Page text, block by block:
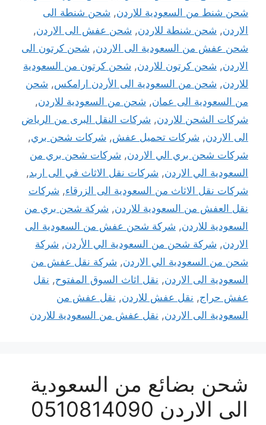
شحن شنط من السعودية للاردن, شحن شنطة الى
الاردن, شحن شنطة للاردن, شحن عفش الى الاردن,
شحن عفش من السعودية الى الاردن, شحن كرتون الى
الاردن, شحن كرتون للاردن, شحن كرتون من السعودية
للاردن, شحن من السعودية الى الأردن ارامكس, شحن
من السعودية الى عمان, شحن من السعودية للاردن,
شركات الشحن للاردن, شركات النقل البرى من الرياض
الى الاردن, شركات تحميل عفش, شركات شحن بري,
شركات شحن بري الي الاردن, شركات شحن بري من
السعودية الي الاردن, شركات نقل الاثاث في الى اربد,
شركات نقل الاثاث من السعودية الى الزرقاء, شركات
نقل العفش من السعودية للاردن, شركة شحن بري من
السعودية للاردن, شركة شحن عفش من السعودية الى
الاردن, شركة شحن من السعودية الي الأردن, شركة
شحن من السعودية الي الاردن, شركة نقل عفش من
السعودية الى الاردن, نقل اثاث السوق المفتوح, نقل
عفش حراج, نقل عفش للاردن, نقل عفش من
السعودية الى الاردن, نقل عفش من السعودية للاردن
شحن بضائع من السعودية
الى الاردن 0510814090